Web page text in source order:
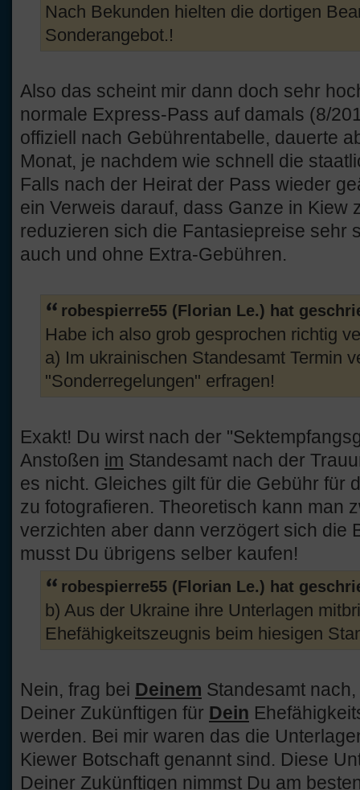
Nach Bekunden hielten die dortigen
Sonderangebot.!
Also das scheint mir dann doch sehr
normale Express-Pass auf damals (8/
offiziell nach Gebührentabelle, dauerte
Monat, je nachdem wie schnell die
Falls nach der Heirat der Pass wieder
ein Verweis darauf, dass Ganze in Kiew
reduzieren sich die Fantasiepreise sehr
auch und ohne Extra-Gebühren.
robespierre55 (Florian Le.) hat
Habe ich also grob gesprochen richtig
a) Im ukrainischen Standesamt Termin
"Sonderregelungen" erfragen!
Exakt! Du wirst nach der
Anstoßen im Standesamt nach der
es nicht. Gleiches gilt für die Gebühr für
zu fotografieren. Theoretisch kann man
verzichten aber dann verzögert sich die
musst Du übrigens selber kaufen!
robespierre55 (Florian Le.) hat
b) Aus der Ukraine ihre Unterlagen
Ehefähigkeitszeugnis beim hiesigen
Nein, frag bei Deinem Standesamt
Deiner Zukünftigen für Dein
werden. Bei mir waren das die
Kiewer Botschaft genannt sind. Diese
Deiner Zukünftigen nimmst Du am